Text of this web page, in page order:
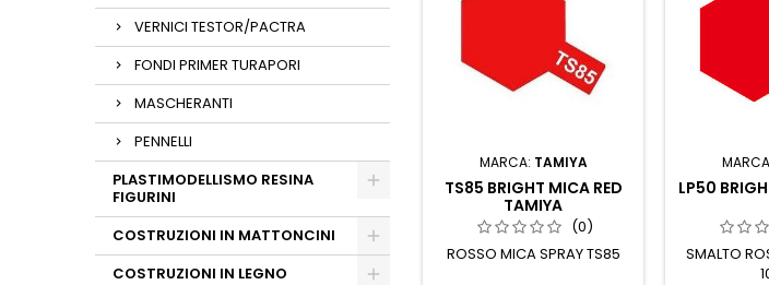
VERNICI TESTOR/PACTRA
FONDI PRIMER TURAPORI
MASCHERANTI
PENNELLI
PLASTIMODELLISMO RESINA
FIGURINI
COSTRUZIONI IN MATTONCINI
COSTRUZIONI IN LEGNO
MARCA: TAMIYA
TS85 BRIGHT MICA RED
TAMIYA
(0)
ROSSO MICA SPRAY TS85
LP50
SMALTO